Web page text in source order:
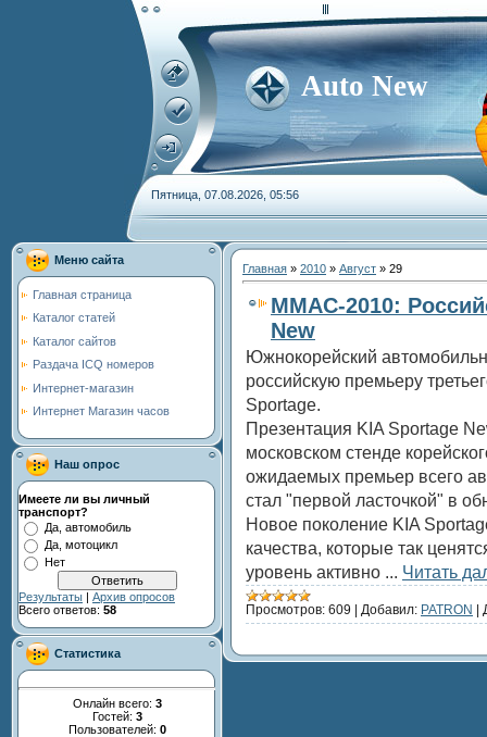
Auto New
Пятница, 07.08.2026, 05:56
Меню сайта
Главная страница
Каталог статей
Каталог сайтов
Раздача ICQ номеров
Интернет-магазин
Интернет Магазин часов
Наш опрос
Имеете ли вы личный
транспорт?
Да, автомобиль
Да, мотоцикл
Нет
Результаты | Архив опросов
Всего ответов: 58
Статистика
Онлайн всего: 3
Гостей: 3
Пользователей: 0
Главная » 2010 » Август » 29
ММАС-2010:
New
Южнокорейский
российскую премьеру
Sportage.
Презентация KIA Sportage
московском стенде
ожидаемых премьер всего
стал "первой ласточкой" в
Новое поколение KIA
качества, которые так
уровень активно ... Читать
Просмотров: 609 | Добавил: PATRON |